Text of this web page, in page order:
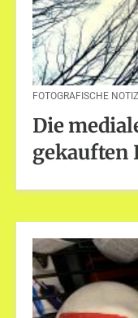
FOTOGRAFISCHE
Die
gekauften